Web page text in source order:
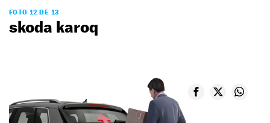
FOTO 12 DE 13
skoda karoq